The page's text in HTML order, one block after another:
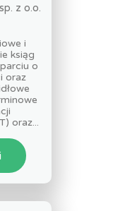
z o.o.
i
ksiąg
o
oraz
oraz...